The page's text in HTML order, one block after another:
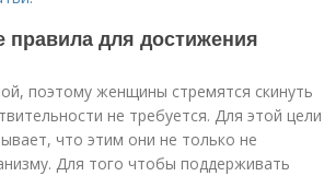
для достижения
поэтому женщины стремятся скинуть
не требуется. Для этой цели
что этим они не только не
Для того чтобы поддерживать